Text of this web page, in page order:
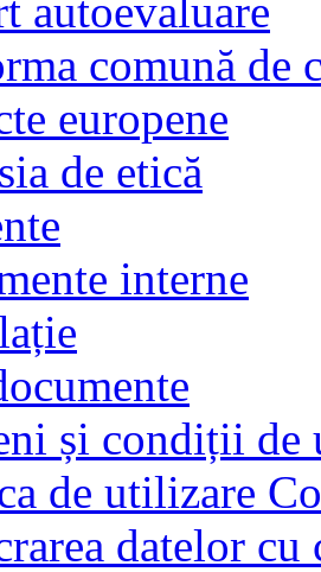
autoevaluare
comună de
europene
de etică
interne
și condiții de
de utilizare
datelor cu